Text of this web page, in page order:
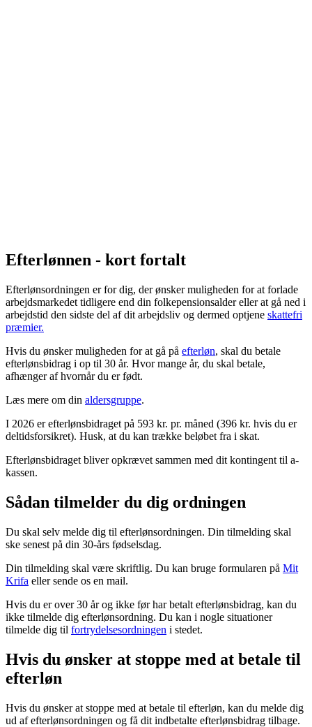
Efterlønnen - kort fortalt
Efterlønsordningen er for dig, der ønsker muligheden for at forlade
arbejdsmarkedet tidligere end din folkepensionsalder eller at gå ned i
arbejdstid den sidste del af dit arbejdsliv og dermed optjene skattefri
præmier.
Hvis du ønsker muligheden for at gå på efterløn, skal du betale
efterlønsbidrag i op til 30 år. Hvor mange år, du skal betale,
afhænger af hvornår du er født.
Læs mere om din aldersgruppe.
I 2026 er efterlønsbidraget på 593 kr. pr. måned (396 kr. hvis du er
deltidsforsikret). Husk, at du kan trække beløbet fra i skat.
Efterlønsbidraget bliver opkrævet sammen med dit kontingent til a-
kassen.
Sådan tilmelder du dig ordningen
Du skal selv melde dig til efterlønsordningen. Din tilmelding skal
ske senest på din 30-års fødselsdag.
Din tilmelding skal være skriftlig. Du kan bruge formularen på Mit
Krifa eller sende os en mail.
Hvis du er over 30 år og ikke før har betalt efterlønsbidrag, kan du
ikke tilmelde dig efterlønsordning. Du kan i nogle situationer
tilmelde dig til fortrydelsesordningen i stedet.
Hvis du ønsker at stoppe med at betale til
efterløn
Hvis du ønsker at stoppe med at betale til efterløn, kan du melde dig
ud af efterlønsordningen og få dit indbetalte efterlønsbidrag tilbage.